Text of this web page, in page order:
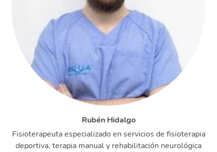
Rubén Hidalgo
Fisioterapeuta especializado en servicios de fisioterapia
deportiva, terapia manual y rehabilitación neurológica